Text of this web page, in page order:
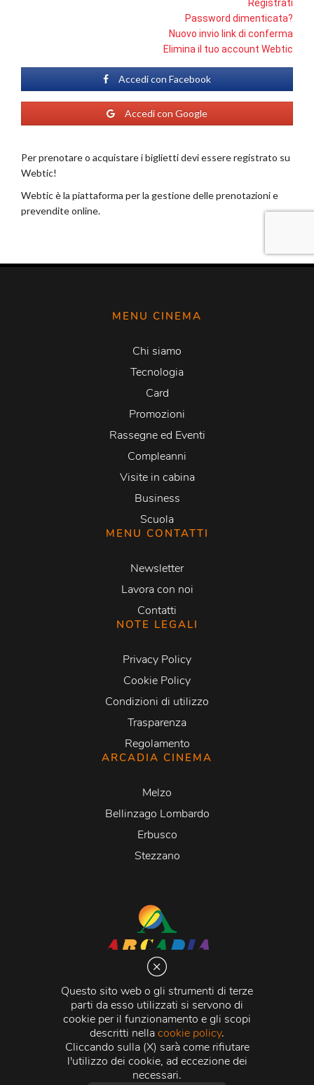
Questo sito web o gli strumenti di terze
parti da esso utilizzati si servono di
cookie per il funzionamento e gli scopi
descritti nellacookie policy.
Cliccando sulla (X) sarà come rifiutare
l'utilizzo dei cookie, ad eccezione dei
necessari.
MENU CINEMA
Chi siamo
Tecnologia
Card
Promozioni
Rassegne ed Eventi
Compleanni
Visite in cabina
Business
Scuola
MENU CONTATTI
Newsletter
Lavora con noi
Contatti
NOTE LEGALI
Privacy Policy
Cookie Policy
Condizioni di utilizzo
Trasparenza
Regolamento
ARCADIA CINEMA
Melzo
Bellinzago Lombardo
Erbusco
Stezzano
Via Martiri della Libertà 20066 Melzo (MI)
C.C.I.A.A. - R.E.A di Milano n. 1427910
Registro delle Imprese di Milano n. 338392 -
Fiscale e Partita Iva11015840157 | Capitale Sociale
500.000,00 i.v.
Credits:Crea Informatica S.r.l. 2026 © Tutti i diritti
riservati.